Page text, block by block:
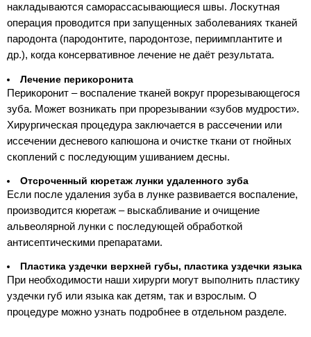
накладываются саморассасывающиеся швы. Лоскутная
операция проводится при запущенных заболеваниях тканей
пародонта (пародонтите, пародонтозе, периимплантите и
др.), когда консервативное лечение не даёт результата.
Лечение перикоронита
Перикоронит – воспаление тканей вокруг прорезывающегося
зуба. Может возникать при прорезывании «зубов мудрости».
Хирургическая процедура заключается в рассечении или
иссечении десневого капюшона и очистке ткани от гнойных
скоплений с последующим ушиванием десны.
Отсроченный кюретаж лунки удаленного зуба
Если после удаления зуба в лунке развивается воспаление,
производится кюретаж – выскабливание и очищение
альвеолярной лунки с последующей обработкой
антисептическими препаратами.
Пластика уздечки верхней губы, пластика уздечки языка
При необходимости наши хирурги могут выполнить пластику
уздечки губ или языка как детям, так и взрослым. О
процедуре можно узнать подробнее в отдельном разделе.